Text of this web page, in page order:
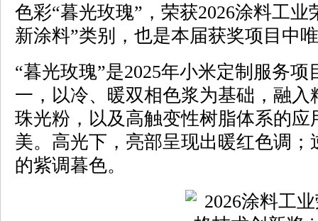
色彩“暮光玫瑰”，荣获2026涂料工
新涂料”类别，也是本届获奖项目中
“暮光玫瑰”是2025年小米定制服务
一，以冷、暖双相色浆为基础，融
珠光粉，以及高触变性树脂体系的应
美。高光下，亮部呈现出暖红色调
的紫调暮色。